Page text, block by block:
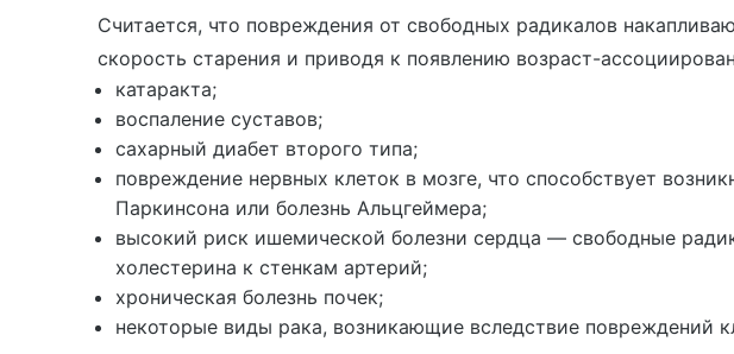
Считается, что повреждения от свободных радикалов
скорость старения и приводя к появлению возраст-
катаракта;
воспаление суставов;
сахарный диабет второго типа;
повреждение нервных клеток в мозге, что способствует
Паркинсона или болезнь Альцгеймера;
высокий риск ишемической болезни сердца — свободные
холестерина к стенкам артерий;
хроническая болезнь почек;
некоторые виды рака, возникающие вследствие повреждений